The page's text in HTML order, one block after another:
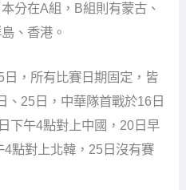
分在A組，B組則有蒙古、
、香港。
，所有比賽日期固定，皆
、25日，中華隊首戰於16日
下午4點對上中國，20日早
4點對上北韓，25日沒有賽